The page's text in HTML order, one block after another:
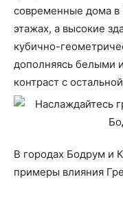
современные дома в
этажах, а высокие
кубично-
дополняясь белыми
контраст с
В городах Бодрум и
примеры влияния